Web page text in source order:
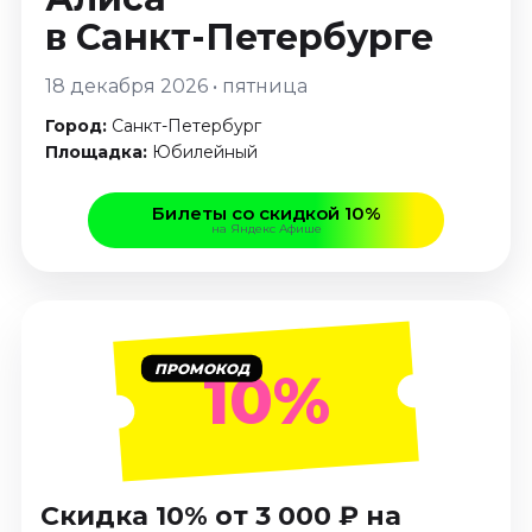
Январь 2027
Стендап
Август 2026
Сентябрь 2026
Октябрь 2026
Декабрь 2026
Декабрь 2026
Январь 2027
Август 2026
Сентябрь 2026
Октябрь 2026
в Санкт-Петербурге
18 декабря 2026 • пятница
Город: Санкт-Петербург
Площадка: Юбилейный
Билеты со скидкой 10%
на Яндекс Афише
ПРОМОКОД10%
Скидка 10% от 3 000 ₽ на